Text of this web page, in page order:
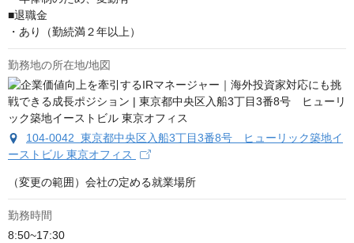
■退職金
・あり（勤続満２年以上）
勤務地の所在地/地図
104-0042 東京都中央区入船3丁目3番8号 ヒューリック築地イ
ーストビル 東京オフィス
（変更の範囲）会社の定める就業場所
勤務時間
8:50~17:30